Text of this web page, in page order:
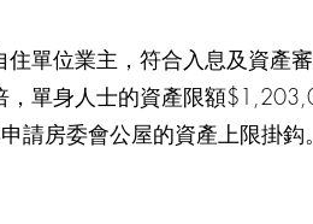
單位業主，符合入息及資產
單身人士的資產限額
房委會公屋的資產上限掛